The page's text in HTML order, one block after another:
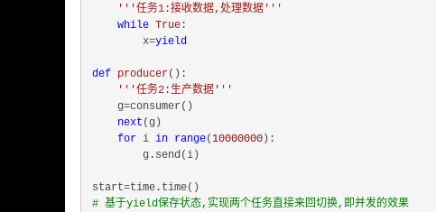
'''任务1:接收数据,处理数据'''
while True :
        x=
yield
def producer():
'''任务2:生产数据'''
    g=consumer()
next (g)
for i in range(10000000 ):
        g.send(i)
# 基于yield保存状态,实现两个任务直接来回切换,即并发的效果